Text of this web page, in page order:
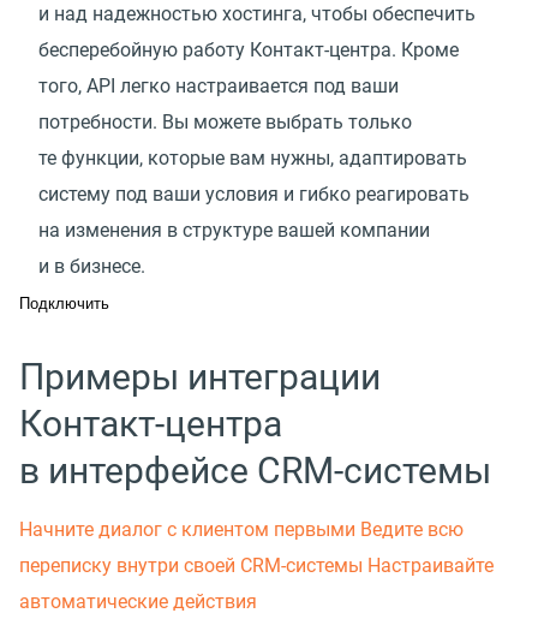
и над надежностью хостинга, чтобы обеспечить
бесперебойную работу Контакт-центра. Кроме
того, API легко настраивается под ваши
потребности. Вы можете выбрать только
те функции, которые вам нужны, адаптировать
систему под ваши условия и гибко реагировать
на изменения в структуре вашей компании
и в бизнесе.
Подключить
Примеры интеграции
Контакт-центра
в интерфейсе CRM-системы
Начните диалог с клиентом первыми Ведите всю
переписку внутри своей CRM-системы Настраивайте
автоматические действия